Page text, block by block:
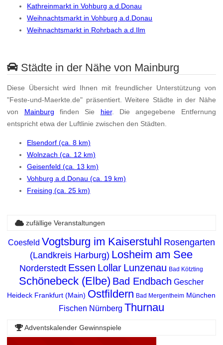
Kathreinmarkt in Vohburg a.d.Donau
Weihnachtsmarkt in Vohburg a.d.Donau
Weihnachtsmarkt in Rohrbach a.d.Ilm
Städte in der Nähe von Mainburg
Diese Übersicht wird Ihnen mit freundlicher Unterstützung von
"Feste-und-Maerkte.de" präsentiert. Weitere Städte in der Nähe
von Mainburg finden Sie hier. Die angegebene Entfernung
entspricht etwa der Luftlinie zwischen den Städten.
Elsendorf (ca. 8 km)
Wolnzach (ca. 12 km)
Geisenfeld (ca. 13 km)
Vohburg a.d.Donau (ca. 19 km)
Freising (ca. 25 km)
zufällige Veranstaltungen
Coesfeld Vogtsburg im Kaiserstuhl Rosengarten
(Landkreis Harburg) Losheim am See
Norderstedt Essen Lollar Lunzenau Bad Kötzting
Schönebeck (Elbe) Bad Endbach Gescher
Heideck Frankfurt (Main) Ostfildern Bad Mergentheim München
Fischen Nürnberg Thurnau
Adventskalender Gewinnspiele